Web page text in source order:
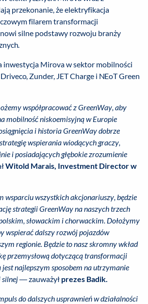
przekonanie, że elektryfikacja
filarem transformacji
silne podstawy rozwoju branży
inwestycja Mirova w sektor mobilności
Zunder, JET Charge i NEoT Green
współpracować z GreenWay, aby
mobilność niskoemisyjną w Europie
i historia GreenWay dobrze
wspierania wiodących graczy,
i posiadających głębokie zrozumienie
Witold Marais, Investment Director w
wsparciu wszystkich akcjonariuszy, będzie
strategii GreenWay na naszych trzech
słowackim i chorwackim. Dołożymy
wspierać dalszy rozwój pojazdów
regionie. Będzie to nasz skromny wkład
przemysłową dotyczącą transformacji
najlepszym sposobem na utrzymanie
silnej— zauważył prezes Badik.
do dalszych usprawnień w działalności